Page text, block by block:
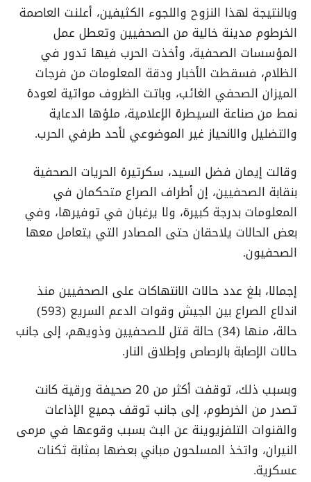
وبالنتيجة لهذا النزوح واللجوء الكثيفين، أعلنت العاصمة
الخرطوم مدينة خالية من الصحفيين وتعطل عمل
المؤسسات الصحفية، وأخذت الحرب فيها تدور في
الظلام، فسقطت الأخبار ودقة المعلومات من فرجات
الميزان الصحفي الغائب، وباتت الظروف مواتية لعودة
نمط من صناعة السيطرة الإعلامية، ملؤها الدعاية
والتضليل والانحياز غير الموضوعي لأحد طرفي الحرب.
وقالت إيمان فضل السيد، سكرتيرة الحريات الصحفية
بنقابة الصحفيين، إن أطراف الصراع متحكمان في
المعلومات بدرجة كبيرة، ولا يرغبان في توفيرها، وفي
بعض الحالات يلاحقان حتى المصادر التي يتعامل معها
الصحفيون.
إجمالا، بلغ عدد حالات الانتهاكات على الصحفيين منذ
اندلاع الصراع بين الجيش وقوات الدعم السريع (593)
حالة، منها (34) حالة قتل للصحفيين وذويهم، إلى جانب
حالات الإصابة بالرصاص وإطلاق النار.
وبسبب ذلك، توقفت أكثر من 20 صحيفة ورقية كانت
تصدر من الخرطوم، إلى جانب توقف جميع الإذاعات
والقنوات التلفزيوينة عن البث بسبب وقوعها في مرمى
النيران، واتخذ المسلحون مباني بعضها بمثابة ثكنات
عسكرية.